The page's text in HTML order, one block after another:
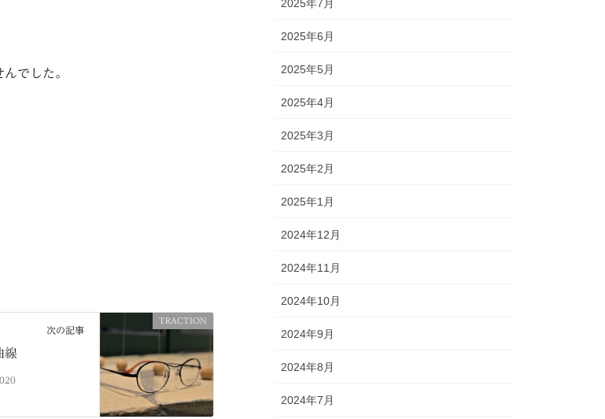
でした。
TRACTION
次の記事
線
2025年7月
2025年6月
2025年5月
2025年4月
2025年3月
2025年2月
2025年1月
2024年12月
2024年11月
2024年10月
2024年9月
2024年8月
2024年7月